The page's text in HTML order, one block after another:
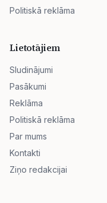
Politiskā reklāma
Lietotājiem
Sludinājumi
Pasākumi
Reklāma
Politiskā reklāma
Par mums
Kontakti
Ziņo redakcijai